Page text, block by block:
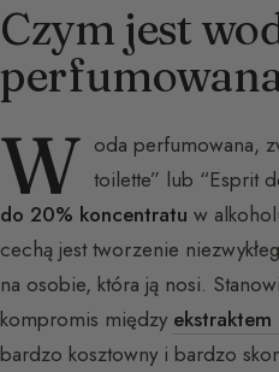
Czym jest
W oda perfumowana,
toilette” lub “Esprit
do 20% koncentratu w
cechą jest tworzenie
na osobie, która ją nosi.
kompromis między ekstraktem
bardzo kosztowny i bardzo